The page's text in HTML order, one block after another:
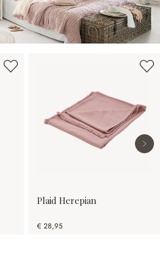
Plaid Herepian
€ 28,95